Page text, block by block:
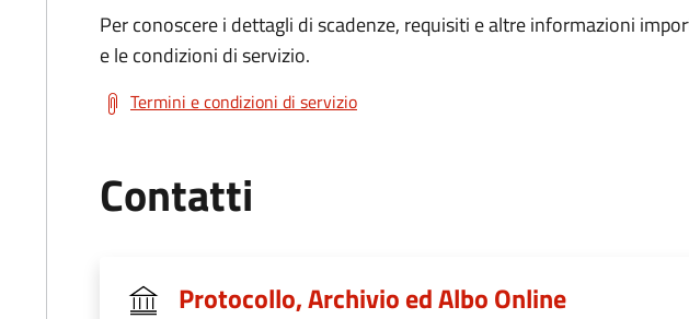
Per conoscere i dettagli di scadenze, requisiti e altre informazioni
e le condizioni di servizio.
Termini e condizioni di servizio
Contatti
Protocollo, Archivio ed Albo Online